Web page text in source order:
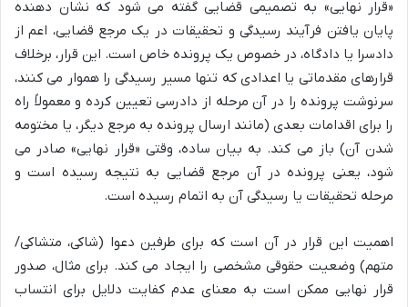
«قرار نهایی» به تصمیمی قضایی گفته می شود که نشان دهنده
پایان یافتن فرآیند رسیدگی و تحقیقات در یک مرجع قضایی، اعم از
دادسرا یا دادگاه، در خصوص یک پرونده خاص است. این قرار، برخلاف
قرارهای مقدماتی یا اعدادی که تنها مسیر رسیدگی را هموار می کنند،
سرنوشت پرونده را در آن مرحله از دادرسی تعیین کرده و معمولاً راه
را برای اقدامات بعدی (مانند ارسال پرونده به مرجع دیگر، یا مختومه
شدن آن) باز می کند. به بیان ساده، وقتی «قرار نهایی» صادر می
شود، یعنی پرونده در آن مرجع قضایی به نتیجه رسیده است و
مرحله تحقیقات یا رسیدگی آن به اتمام رسیده است.
اهمیت این قرار در آن است که برای طرفین دعوا (شاکی، متشاکی/
متهم) وضعیت حقوقی مشخصی را ایجاد می کند. برای مثال، صدور
قرار نهایی ممکن است به معنای عدم کفایت دلایل برای انتساب